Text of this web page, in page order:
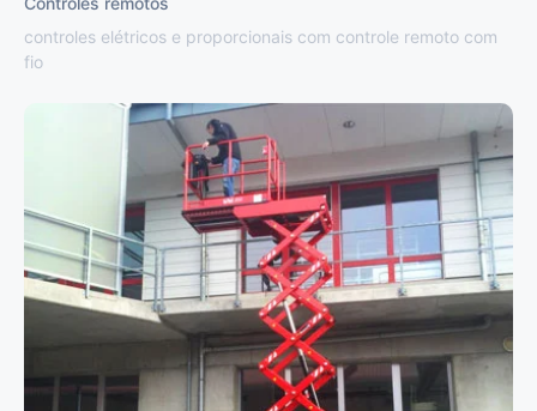
controles elétricos e proporcionais com controle remoto com
fio